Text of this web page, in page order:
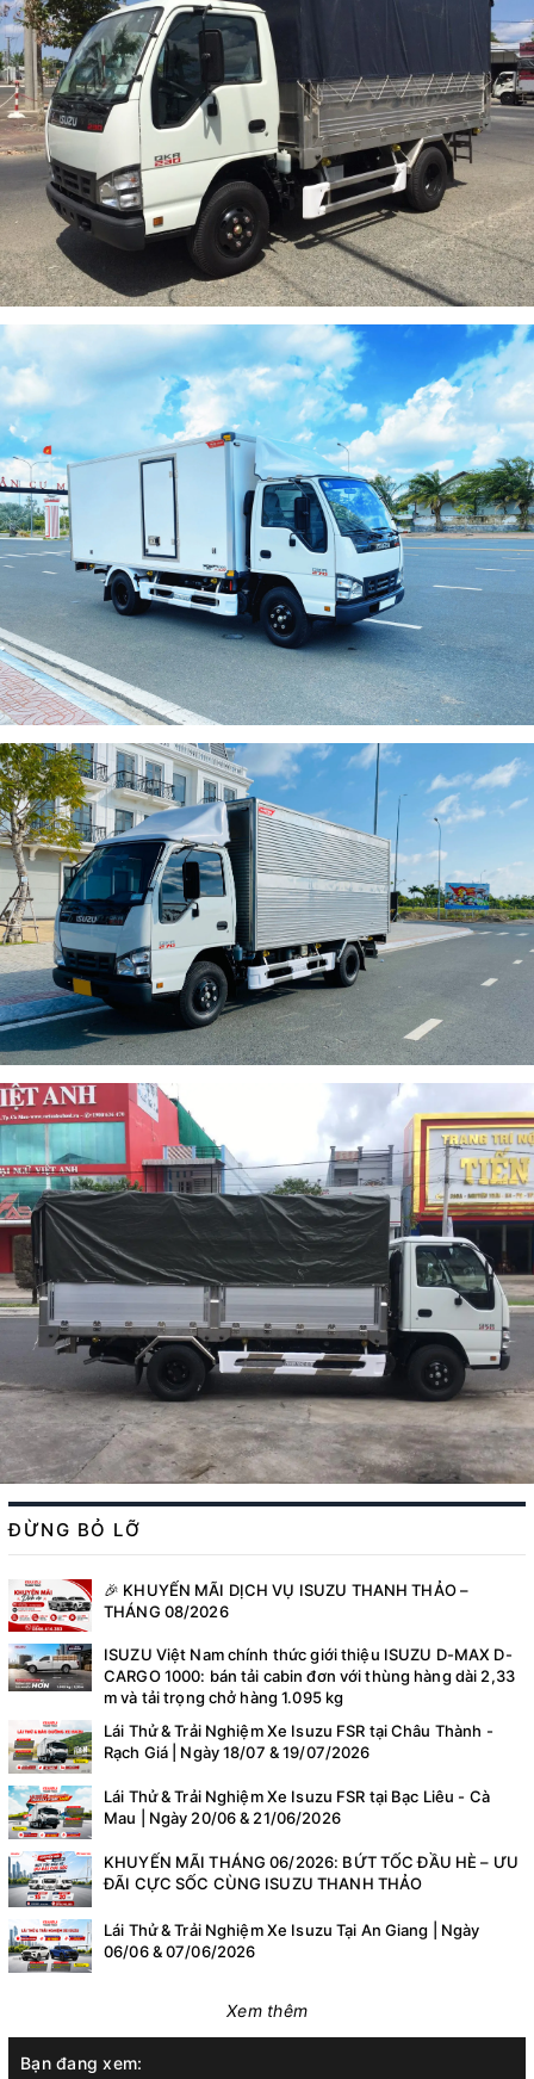
ĐỪNG BỎ LỠ
🎉 KHUYẾN MÃI DỊCH VỤ ISUZU THANH THẢO –
THÁNG 08/2026
ISUZU Việt Nam chính thức giới thiệu ISUZU D-MAX D-
CARGO 1000: bán tải cabin đơn với thùng hàng dài 2,33
m và tải trọng chở hàng 1.095 kg
Lái Thử & Trải Nghiệm Xe Isuzu FSR tại Châu Thành -
Rạch Giá | Ngày 18/07 & 19/07/2026
Lái Thử & Trải Nghiệm Xe Isuzu FSR tại Bạc Liêu - Cà
Mau | Ngày 20/06 & 21/06/2026
KHUYẾN MÃI THÁNG 06/2026: BỨT TỐC ĐẦU HÈ – ƯU
ĐÃI CỰC SỐC CÙNG ISUZU THANH THẢO
Lái Thử & Trải Nghiệm Xe Isuzu Tại An Giang | Ngày
06/06 & 07/06/2026
Xem thêm
Bạn đang xem: